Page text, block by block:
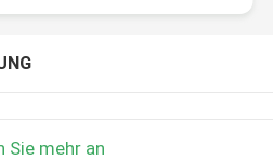
Sie mehr an